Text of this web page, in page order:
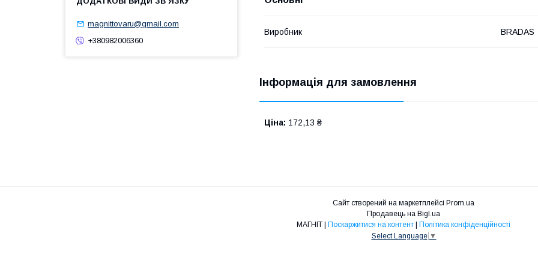
Виробник BRADAS
Інформація для замовлення
Ціна: 172,13 ₴
magnittovaru@gmail.com
+380982006360
Сайт створений на маркетплейсі Prom.ua
Продавець на Bigl.ua
МАГНІТ | Поскаржитися на контент | Політика конфіденційності
Select Language ▼